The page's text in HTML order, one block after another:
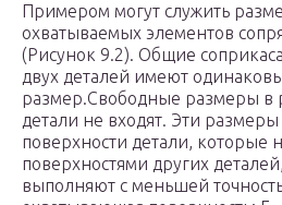
Примером могут служить
охватываемых элементов
(Рисунок 9.2). Общие
двух деталей имеют
размер.Свободные размеры в
детали не входят. Эти
поверхности детали, которые
поверхностями других
выполняют с меньшей